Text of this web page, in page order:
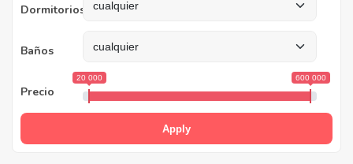
Dormitorios
Baños
Precio
20 000 600 000
Apply